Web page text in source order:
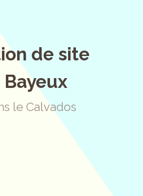
de site
le Calvados